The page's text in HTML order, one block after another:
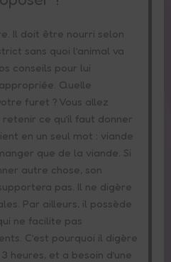
Il doit être nourri selon
sans quoi l’animal va
conseils pour lui
Quelle
furet ? Vous allez
ce qu’il faut donner
en un seul mot : viande
que de la viande. Si
autre chose, son
pas. Il ne digère
Par ailleurs, il possède
ne facilite pas
C’est pourquoi il digère
heures, et a besoin d’une